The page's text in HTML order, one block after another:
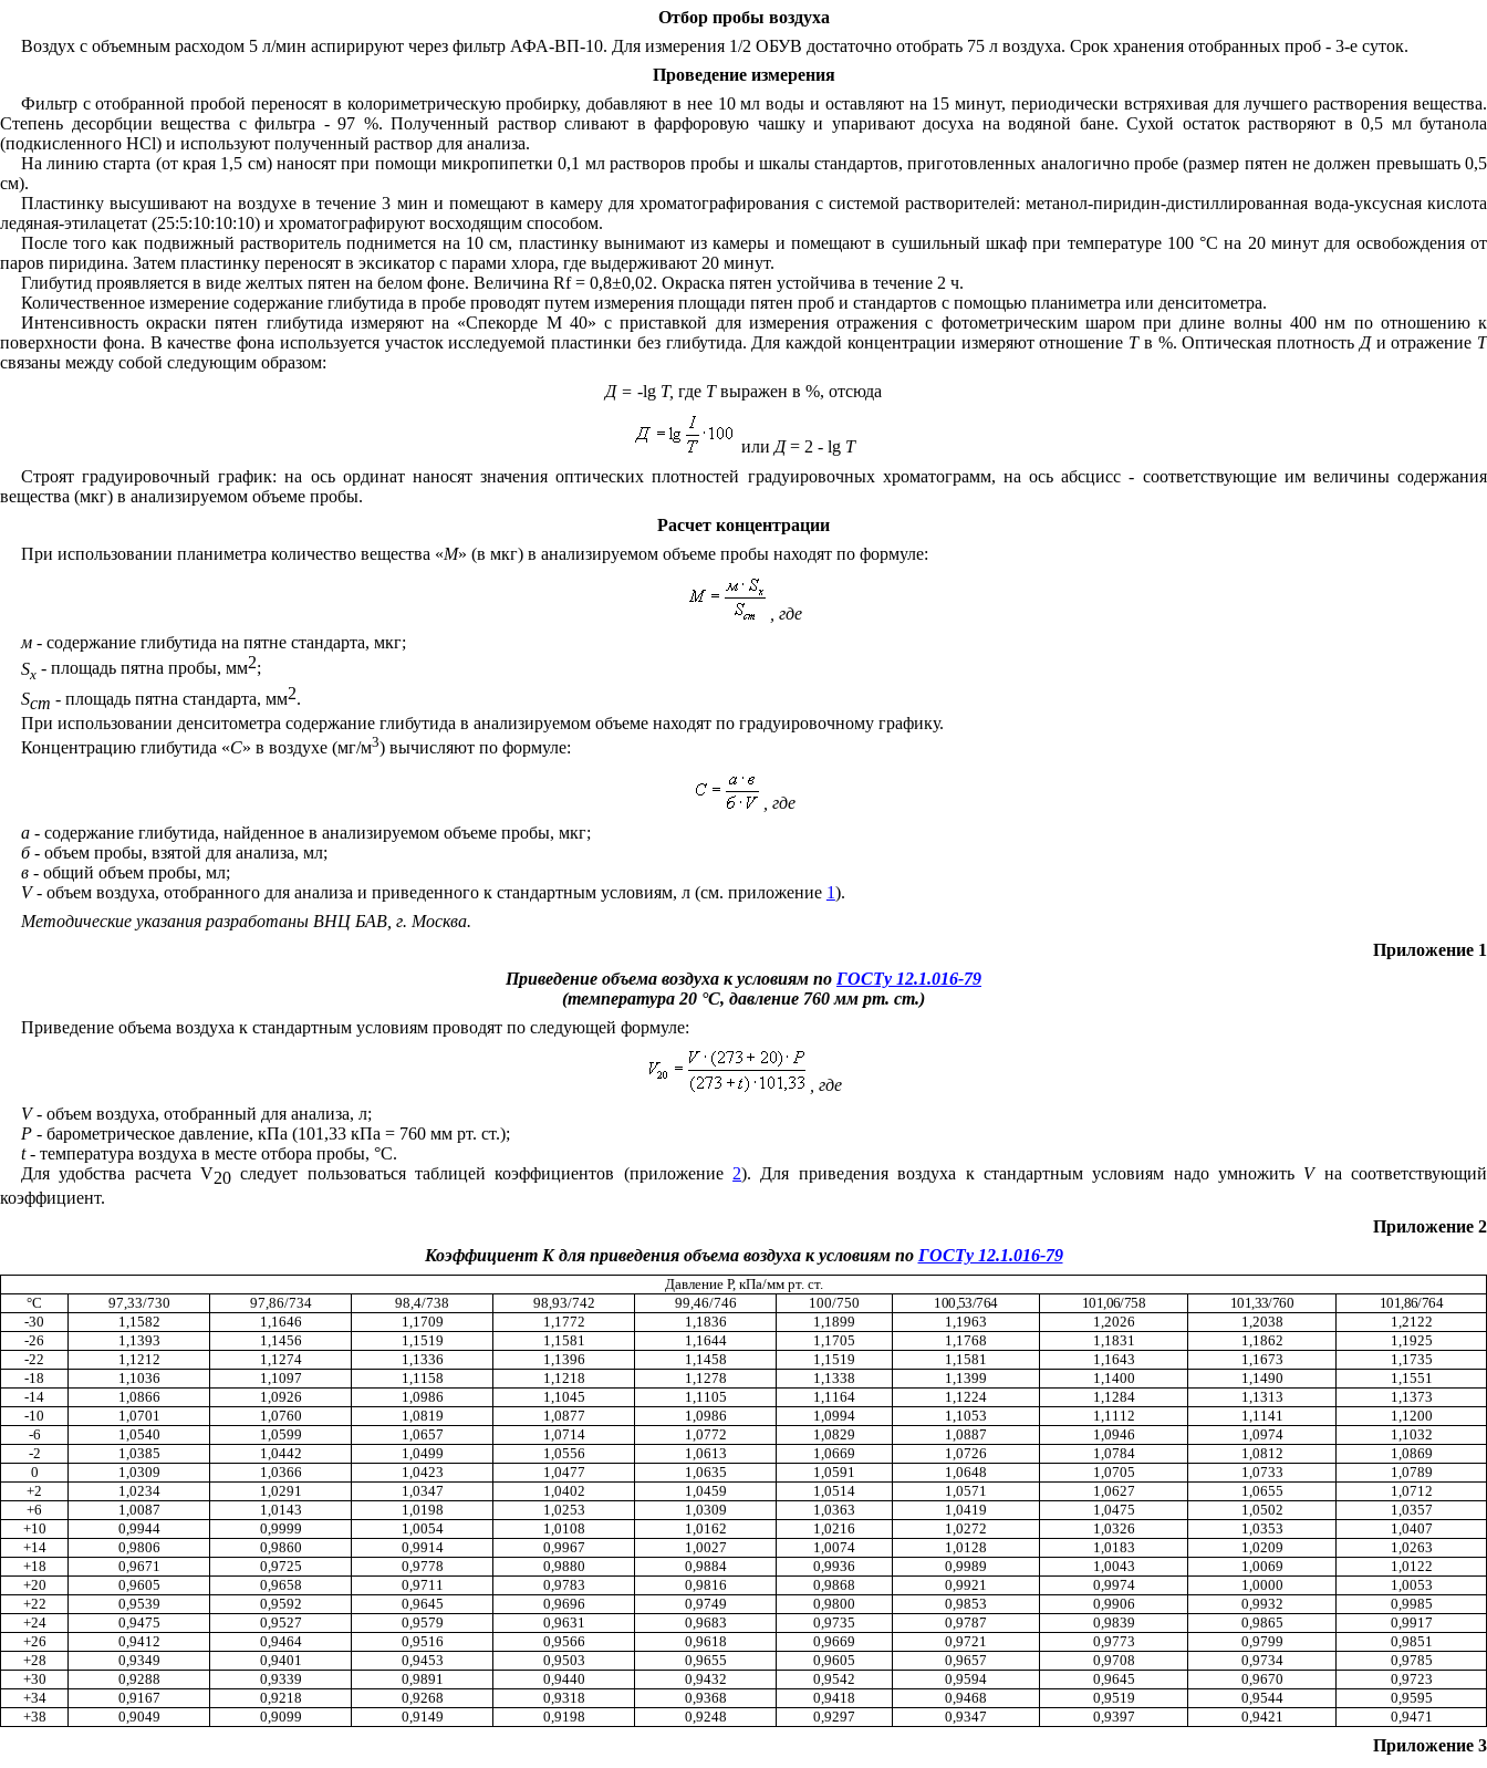
Отбор пробы воздуха
Воздух с объемным расходом 5 л/мин аспирируют через фильтр АФА-ВП-10. Для измерения 1/2 ОБУВ достаточно отобрать 75 л воздуха. Срок хранения отобранных проб - 3-е суток.
Проведение измерения
Фильтр с отобранной пробой переносят в колориметрическую пробирку, добавляют в нее 10 мл воды и оставляют на 15 минут, периодически встряхивая для лучшего растворения вещества.
Степень десорбции вещества с фильтра - 97 %. Полученный раствор сливают в фарфоровую чашку и упаривают досуха на водяной бане. Сухой остаток растворяют в 0,5 мл бутанола
(подкисленного HCl) и используют полученный раствор для анализа.
На линию старта (от края 1,5 см) наносят при помощи микропипетки 0,1 мл растворов пробы и шкалы стандартов, приготовленных аналогично пробе (размер пятен не должен превышать 0,5
см).
Пластинку высушивают на воздухе в течение 3 мин и помещают в камеру для хроматографирования с системой растворителей: метанол-пиридин-дистиллированная вода-уксуснаякислота
ледяная-этилацетат (25:5:10:10:10) и хроматографируют восходящим способом.
После того как подвижный растворитель поднимется на 10 см, пластинку вынимают из камеры и помещают в сушильный шкаф при температуре 100 °С на 20 минут для освобождения от
паров пиридина. Затем пластинку переносят в эксикатор с парами хлора, где выдерживают 20 минут.
Глибутид проявляется в виде желтых пятен на белом фоне. Величина Rf= 0,8±0,02. Окраска пятен устойчива в течение 2 ч.
Количественное измерение содержание глибутида в пробе проводят путем измерения площади пятен проб и стандартов с помощью планиметра или денситометра.
Интенсивность окраски пятен глибутида измеряют на «Спекорде М 40» с приставкой для измерения отражения с фотометрическим шаром при длине волны 400 нм по отношению к
поверхности фона. В качестве фона используется участок исследуемой пластинки без глибутида. Для каждой концентрации измеряют отношение Тв %. Оптическая плотностьД и отражение Т
связаны между собой следующим образом:
Д = -lg Т, где Твыражен в %, отсюда
илиД= 2 - lg T
Строят градуировочный график: на ось ординат наносят значения оптических плотностей градуировочных хроматограмм, на ось абсцисс - соответствующие им величины содержания
вещества (мкг) в анализируемом объеме пробы.
Расчет концентрации
При использовании планиметра количество вещества «М» (в мкг) в анализируемом объеме пробы находят по формуле:
, где
м - содержание глибутида на пятне стандарта, мкг;
Sx- площадь пятна пробы, мм2;
Sст - площадь пятна стандарта, мм2.
При использовании денситометра содержание глибутида в анализируемом объеме находят по градуировочному графику.
Концентрацию глибутида «С» в воздухе (мг/м3) вычисляют поформуле:
, где
а - содержание глибутида, найденное в анализируемом объеме пробы, мкг;
б - объем пробы, взятой для анализа, мл;
в - общий объем пробы, мл;
V- объем воздуха, отобранного для анализа и приведенного к стандартным условиям, л (см. приложение 1).
Методические указания разработаны ВНЦ БАВ, г. Москва.
Приложение 1
Приведение объема воздуха к условиям по ГОСТу 12.1.016-79
(температура 20 °С, давление 760 мм рт. ст.)
Приведение объема воздуха к стандартным условиям проводят по следующей формуле:
, где
V- объем воздуха, отобранный для анализа, л;
Р- барометрическое давление, кПа (101,33 кПа = 760 мм рт. ст.);
t-температура воздуха в месте отбора пробы, °С.
Для удобства расчета V20следует пользоваться таблицей коэффициентов (приложение 2). Для приведения воздуха к стандартным условиям надо умножить Vна соответствующий
коэффициент.
Приложение 2
Коэффициент K для приведения объема воздуха к условиям по ГОСТу 12.1.016-79
Давление Р, кПа/мм рт. ст.
°С
97,33/730 97,86/734 98,4/738 98,93/742 99,46/746 100/750 100,53/764 101,06/758 101,33/760
101,86/764
-30
1,1582 1,1646 1,1709 1,1772 1,1836 1,1899 1,1963 1,2026 1,2038
1,2122
-26
1,1393 1,1456 1,1519 1,1581 1,1644 1,1705 1,1768 1,1831 1,1862
1,1925
-22
1,1212 1,1274 1,1336 1,1396 1,1458 1,1519 1,1581 1,1643 1,1673
1,1735
-18
1,1036 1,1097 1,1158 1,1218 1,1278 1,1338 1,1399 1,1400 1,1490
1,1551
-14
1,0866 1,0926 1,0986 1,1045 1,1105 1,1164 1,1224 1,1284 1,1313
1,1373
-10
1,0701 1,0760 1,0819 1,0877 1,0986 1,0994 1,1053 1,1112 1,1141
1,1200
-6
1,0540 1,0599 1,0657 1,0714 1,0772 1,0829 1,0887 1,0946 1,0974
1,1032
-2
1,0385 1,0442 1,0499 1,0556 1,0613 1,0669 1,0726 1,0784 1,0812
1,0869
0
1,0309 1,0366 1,0423 1,0477 1,0635 1,0591 1,0648 1,0705 1,0733
1,0789
+2
1,0234 1,0291 1,0347 1,0402 1,0459 1,0514 1,0571 1,0627 1,0655
1,0712
+6
1,0087 1,0143 1,0198 1,0253 1,0309 1,0363 1,0419 1,0475 1,0502
1,0357
+10
0,9944 0,9999 1,0054 1,0108 1,0162 1,0216 1,0272 1,0326 1,0353
1,0407
+14
0,9806 0,9860 0,9914 0,9967 1,0027 1,0074 1,0128 1,0183 1,0209
1,0263
+18
0,9671 0,9725 0,9778 0,9880 0,9884 0,9936 0,9989 1,0043 1,0069
1,0122
+20
0,9605 0,9658 0,9711 0,9783 0,9816 0,9868 0,9921 0,9974 1,0000
1,0053
+22
0,9539 0,9592 0,9645 0,9696 0,9749 0,9800 0,9853 0,9906 0,9932
0,9985
+24
0,9475 0,9527 0,9579 0,9631 0,9683 0,9735 0,9787 0,9839 0,9865
0,9917
+26
0,9412 0,9464 0,9516 0,9566 0,9618 0,9669 0,9721 0,9773 0,9799
0,9851
+28
0,9349 0,9401 0,9453 0,9503 0,9655 0,9605 0,9657 0,9708 0,9734
0,9785
+30
0,9288 0,9339 0,9891 0,9440 0,9432 0,9542 0,9594 0,9645 0,9670
0,9723
+34
0,9167 0,9218 0,9268 0,9318 0,9368 0,9418 0,9468 0,9519 0,9544
0,9595
+38
0,9049 0,9099 0,9149 0,9198 0,9248 0,9297 0,9347 0,9397 0,9421 0,9471
Приложение 3